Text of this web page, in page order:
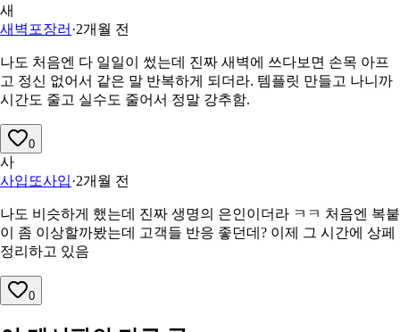
새
새벽포장러 ·2개월 전
나도 처음엔 다 일일이 썼는데 진짜 새벽에 쓰다보면 손목 아프
고 정신 없어서 같은 말 반복하게 되더라. 템플릿 만들고 나니까
시간도 줄고 실수도 줄어서 정말 강추함.
0
사
사입또사입·2개월 전
나도 비슷하게 했는데 진짜 생명의 은인이더라 ㅋㅋ 처음엔 복붙
이 좀 이상할까봤는데 고객들 반응 좋던데? 이제 그 시간에 상페
정리하고 있음
0